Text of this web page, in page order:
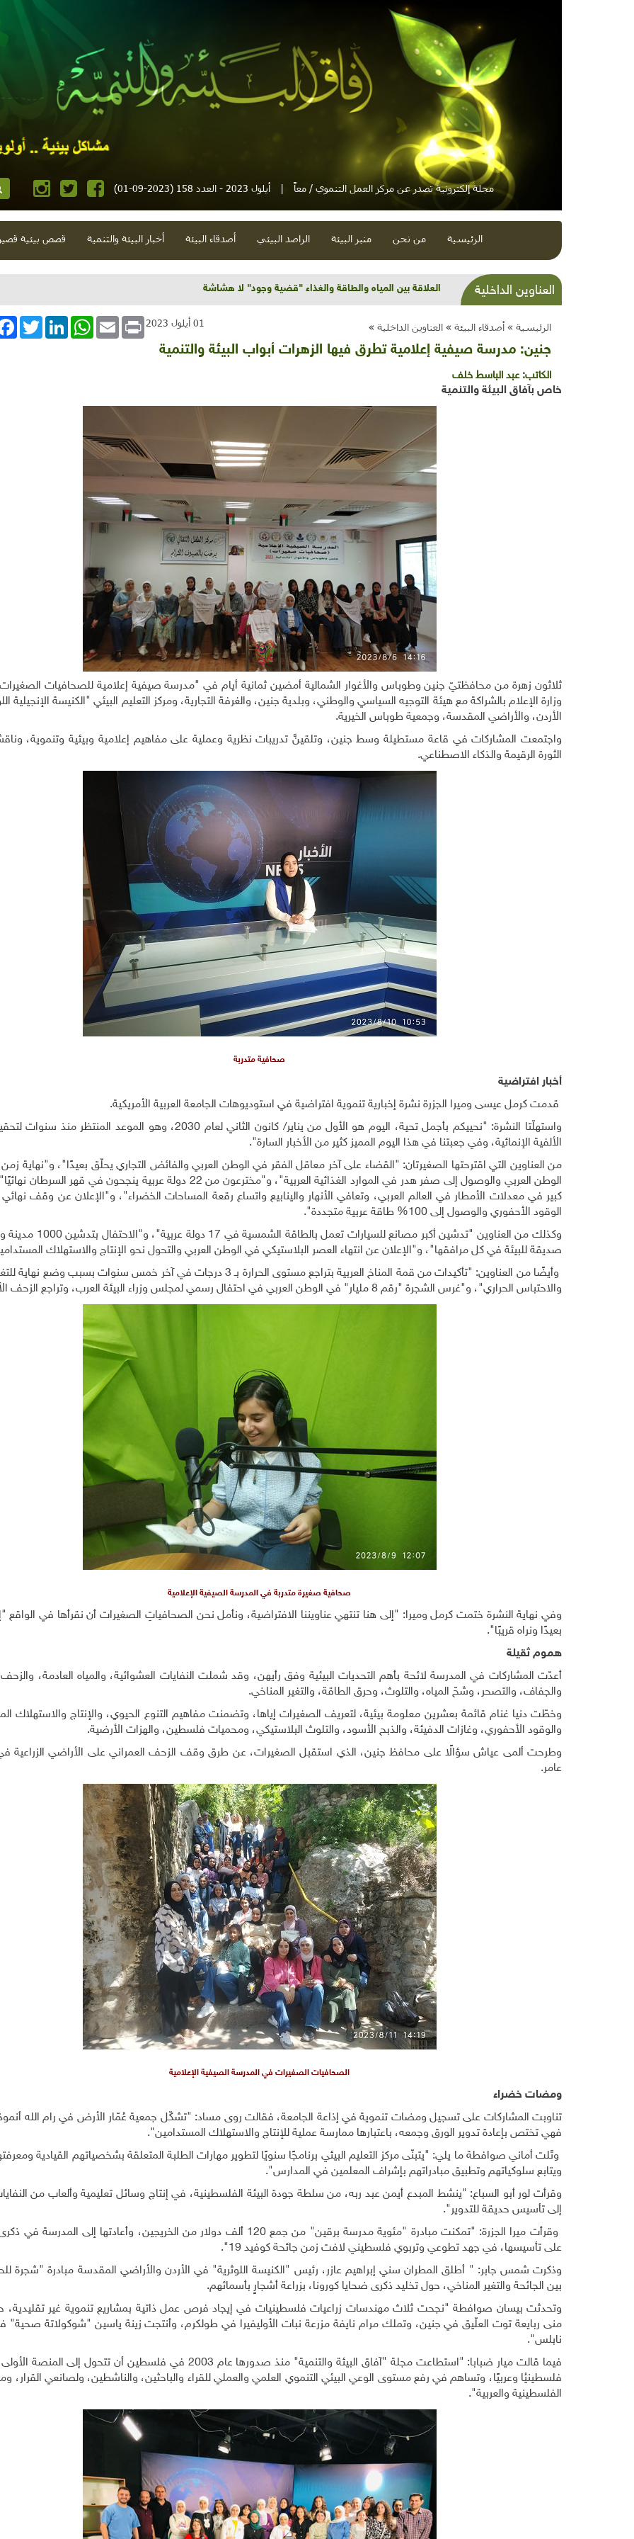
مجلة إلكترونية تصدر عن مركز العمل التنموي / معاً | أيلول 2023 - العدد 158 (2023-09-01)
الرئيسية من نحن منبر البيئة الراصد البيئي أصدقاء البيئة أخبار البيئة والتنمية قصص بيئية
العناوين الداخلية شذرات بيئية وتنموية.. مزاد ومنصات وأولويات وهندسة بناء وحَرّ
الرئيسية » أصدقاء البيئة » العناوين الداخلية »
TwitterLinkedInWhatsApp Email Print 01 أيلول 2023
جنين: مدرسة صيفية إعلامية تطرق فيها الزهرات أبواب البيئة والتنمية
الكاتب:عبد الباسط خلف
خاص بآفاق البيئة والتنمية
ثلاثون زهرة من محافظتيّ جنين وطوباس والأغوار الشمالية أمضين ثمانية أيام في "مدرسة صيفية إعلامية للصحافيات
وزارة الإعلام بالشراكة مع هيئة التوجيه السياسي والوطني، وبلدية جنين، والغرفة التجارية، ومركز التعليم البيئي "الكنيسة الإنجيلية
الأردن، والأراضي المقدسة، وجمعية طوباس الخيرية.
واجتمعت المشاركات في قاعة مستطيلة وسط جنين، وتلقينَّ تدريبات نظرية وعملية على مفاهيم إعلامية وبيئية وتنموية،
الثورة الرقيمة والذكاء الاصطناعي.
صحافية متدربة
أخبار افتراضية
قدمت كرمل عيسى وميرا الجزرة نشرة إخبارية تنموية افتراضية في استوديوهات الجامعة العربية الأمريكية.
واستهلّتا النشرة: "نحييكم بأجمل تحية، اليوم هو الأول من يناير/ كانون الثاني لعام 2030، وهو الموعد
الألفية الإنمائية، وفي جعبتنا في هذا اليوم المميز كثير من الأخبار السارة".
من العناوين التي اقترحتها الصغيرتان: "القضاء على آخر معاقل الفقر في الوطن العربي والفائض التجاري يحلّق بعيدًا"، و"نهاية
الوطن العربي والوصول إلى صفر هدر في الموارد الغذائية العربية"، و"مخترعون من 22 دولة عربية ينجحون في قهر
كبير في معدلات الأمطار في العالم العربي، وتعافي الأنهار والينابيع واتساع رقعة المساحات الخضراء"، و"الإعلان عن وقف
الوقود الأحفوري والوصول إلى 100% طاقة عربية متجددة".
وكذلك من العناوين "تدشين أكبر مصانع للسيارات تعمل
صديقة للبيئة في كل مرافقها"، و"الإعلان عن انتهاء العصر البلاستيكي في الوطن العربي والتحول نحو الإنتاج والاستهلاك
وأيضًا من العناوين: "تأكيدات من قمة المناخ العربية بتراجع مستوى الحرارة بـ 3 درجات في آخر خمس سنوات بسبب
والاحتباس الحراري"، و"غرس الشجرة "رقم 8 مليار" في الوطن العربي في احتفال رسمي لمجلس وزراء البيئة العرب، وتراجع الزحف الأصفر".
صحافية صغيرة متدربة في المدرسة الصيفية الإعلامية
وفي نهاية النشرة ختمت كرمل وميرا: "إلى هنا تنتهي عناويننا الافتراضية، ونأمل نحن الصحافياتِ الصغيرات أن نقرأها في الواقع
بعيدًا ونراه قريبًا".
هموم ثقيلة
أعدّت المشاركات في المدرسة لائحة بأهم التحديات البيئية وفق رأيهن، وقد شملت النفايات العشوائية، والمياه العادمة، والزحف
والجفاف، والتصحر، وشحّ المياه، والتلوث، وحرق الطاقة، والتغير المناخي.
وخطّت دنيا غنام قائمة بعشرين معلومة بيئية، لتعريف الصغيرات إياها، وتضمنت مفاهيم التنوع الحيوي، والإنتاج والاستهلاك
والوقود الأحفوري، وغازات الدفيئة، والذبح الأسود، والتلوث البلاستيكي، ومحميات فلسطين، والهزات الأرضية.
وطرحت ألمى عياش سؤالًا على محافظ جنين، الذي استقبل الصغيرات، عن طرق وقف الزحف العمراني على الأراضي الزراعية
عامر.
الصحافيات الصغيرات في المدرسة الصيفية الإعلامية
ومضات خضراء
تناوبت المشاركات على تسجيل ومضات تنموية في إذاعة الجامعة، فقالت روى مساد: "تشكّل جمعية عُمّار الأرض في رام الله
فهي تختص بإعادة تدوير الورق وجمعه، باعتبارها ممارسة عملية للإنتاج والاستهلاك المستدامين".
وتَلت أماني صوافطة ما يلي: "يتبنّى مركز التعليم البيئي برنامجًا سنويًا لتطوير مهارات الطلبة المتعلقة بشخصياتهم القيادية
ويتابع سلوكياتهم وتطبيق مبادراتهم بإشراف المعلمين في المدارس".
وقرأت لور أبو السباع: "ينشط المبدع أيمن عبد ربه، من سلطة جودة البيئة الفلسطينية، في إنتاج وسائل تعليمية وألعاب من
إلى تأسيس حديقة للتدوير".
على تأسيسها، في جهد تطوعي وتربوي فلسطيني لافت زمن جائحة كوفيد 19
."
وذكرت شمس جابر: " أطلق المطران سني إبراهيم عازر، رئيس "الكنيسة اللوثرية" في الأردن والأراضي المقدسة مبادرة "شجرة
بين الجائحة والتغير المناخي، حول تخليد ذكرى ضحايا كورونا، بزراعة أشجارٍ بأسمائهم.
وتحدثت بيسان صوافطة "نجحت ثلاث مهندسات زراعيات فلسطينيات في إيجاد فرص عمل ذاتية بمشاريع تنموية غير
منى ربايعة توت العلّيق في جنين، وتملك مرام نايفة مزرعة نبات الأوليفيرا في طولكرم، وأنتجت زينة ياسين "شوكولاتة صحية"
نابلس".
فيما قالت ميار ضبابا: "استطاعت مجلة "آفاق البيئة والتنمية" منذ صدورها عام 2003 في فلسطين أن تتحول
فلسطينيُا وعربيًا، وتساهم في رفع مستوى الوعي البيئي التنموي العلمي والعملي للقراء والباحثين، والناشطين، ولصانعي القرار،
الفلسطينية والعربية".